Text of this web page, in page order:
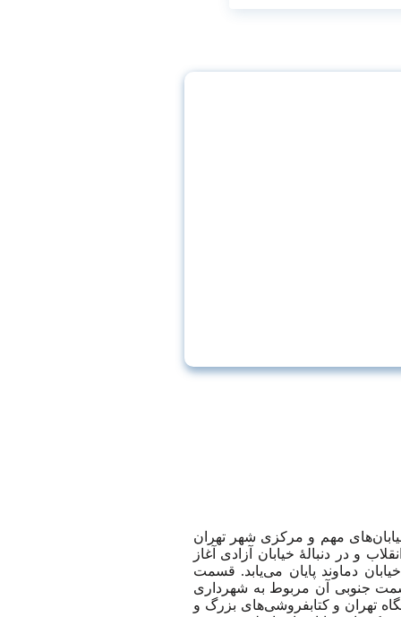
مهم و مرکزی شهر تهران
و در دنبالهٔ خیابان آزادی آغاز
دماوند پایان می‌یابد. قسمت
مربوط به شهرداری منطقه ۶ و قسمت جنوبی آن مربوط به شهرداری
تهران و کتابفروشی‌های بزرگ و